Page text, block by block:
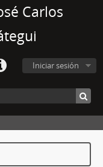
Carlos
Iniciar sesión